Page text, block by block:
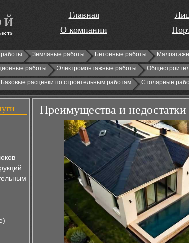
Главная
О компании
Земляные работы Бетонные работы
работы Электромонтажные работы
Базовые расценки по строительным работам Столярные
Преимущества и